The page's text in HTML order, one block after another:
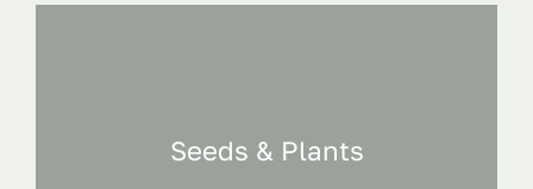
Seeds & Plants